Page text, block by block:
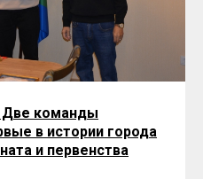
Две команды
в истории города
и первенства